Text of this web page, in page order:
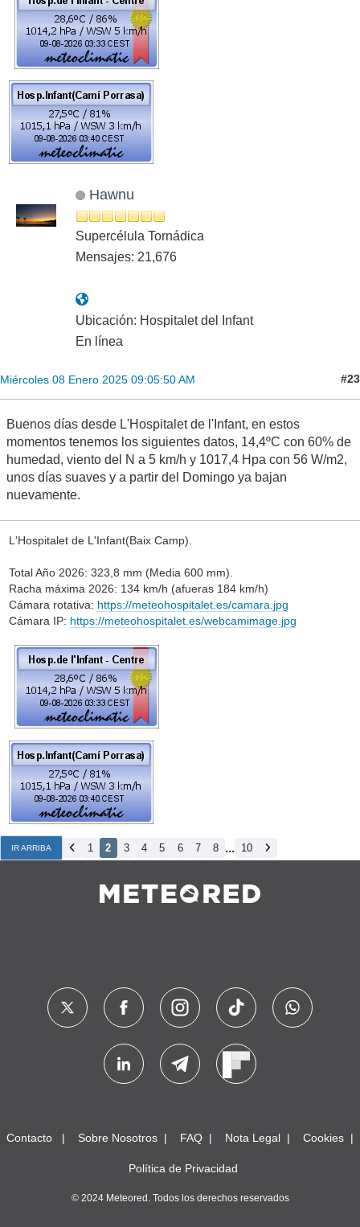
Hawnu
Supercélula Tornádica
Mensajes: 21,676
Ubicación: Hospitalet del Infant
En línea
Miércoles 08 Enero 2025 09:05:50 AM #23
Buenos días desde L'Hospitalet de l'Infant, en estos
momentos tenemos los siguientes datos, 14,4ºC con 60% de
humedad, viento del N a 5 km/h y 1017,4 Hpa con 56 W/m2,
unos días suaves y a partir del Domingo ya bajan
nuevamente.
L'Hospitalet de L'Infant(Baix Camp).
Total Año 2026: 323,8 mm (Media 600 mm).
Racha máxima 2026: 134 km/h (afueras 184 km/h)
Cámara rotativa: https://meteohospitalet.es/camara.jpg
Cámara IP: https://meteohospitalet.es/webcamimage.jpg
IR ARRIBA 1 2 3 4 5 6 7 8 ... 10
Contacto Sobre Nosotros FAQ Nota Legal Cookies
Política de Privacidad
© 2024 Meteored. Todos los derechos reservados